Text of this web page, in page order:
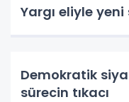
Yargı eliyle
Demokratik
sürecin tıkacı